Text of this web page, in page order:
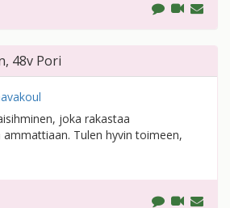
, 48v Pori
joka rakastaa
Tulen hyvin toimeen,